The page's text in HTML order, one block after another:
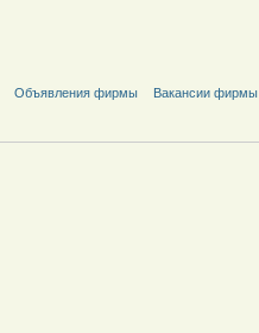
Объявления фирмы Вакансии фирмы